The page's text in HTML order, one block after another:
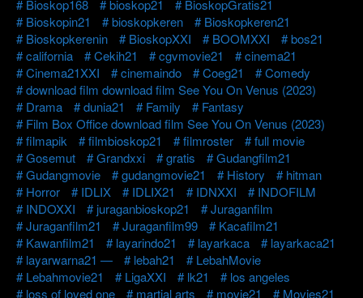
Bioskop168
bioskop21
BioskopGratis21
Bioskopin21
bioskopkeren
Bioskopkeren21
Bioskopkerenin
BioskopXXI BOOMXXI
bos21
california
Cekih21 cgvmovie21
cinema21
Cinema21XXI
cinemaindo Coeg21
Comedy
download film download film See You On Venus (2023)
Drama
dunia21 Family
Fantasy
Film Box Office download film See You On Venus (2023)
filmapik
filmbioskop21 filmroster
full movie
Gosemut
Grandxxi gratis
Gudangfilm21
Gudangmovie
gudangmovie21 History
hitman
Horror
IDLIX IDLIX21 IDNXXI
INDOFILM
INDOXXI
juraganbioskop21
Juraganfilm
Juraganfilm21
Juraganfilm99
Kacafilm21
Kawanfilm21
layarindo21 layarkaca
layarkaca21
layarwarna21 —
lebah21
LebahMovie
Lebahmovie21
LigaXXI lk21
los angeles
loss of loved one
martial arts movie21 Movies21